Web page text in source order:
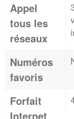
Appel
tous les
réseaux
Numéros
favoris
Forfait
Internet